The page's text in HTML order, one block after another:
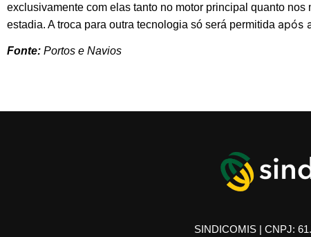
exclusivamente com elas tanto no motor principal quanto
estadia. A troca para outra tecnologia só será permitida após
Fonte: Portos e Navios
SINDICOMIS | CNPJ: